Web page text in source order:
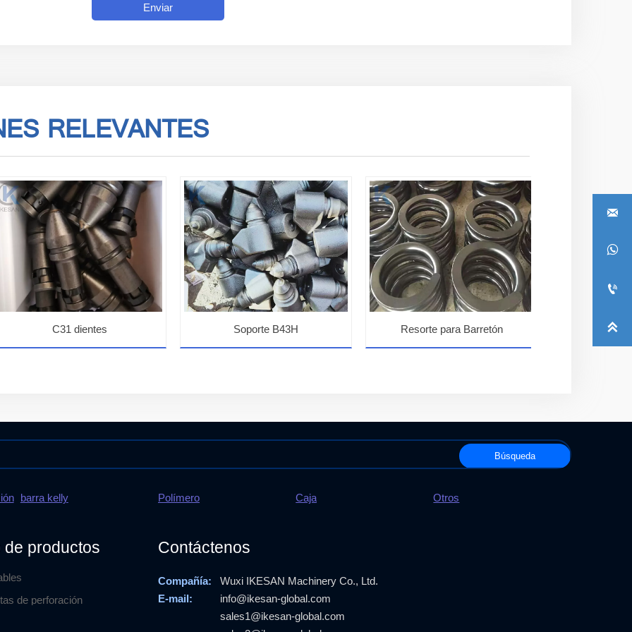
Enviar
RELEVANTES
C31 dientes Soporte B43H Resorte para Barretón Destorcedor
Búsqueda
barra kelly Polímero Caja Otros
de productos
de perforación
Contáctenos
Compañía:
Wuxi IKESAN Machinery Co., Ltd.
E-mail:
info@ikesan-global.com
sales1@ikesan-global.com



